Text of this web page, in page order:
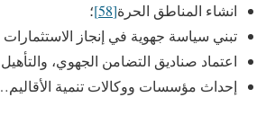
انشاء المناطق الحرة[58]
؛
تبني سياسة جهوية في إنجاز الاستثمارات
اعتماد صناديق التضامن الجهوي،
إحداث مؤسسات ووكالات تنمية